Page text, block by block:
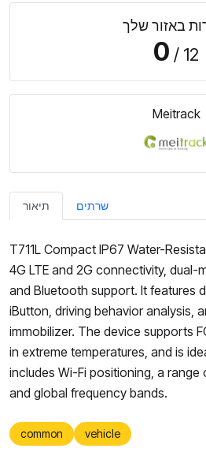
0 / 12
Meitrack
תיאור שרתים
T711L Compact IP67 Water-
4G LTE and 2G connectivity, dual-
and Bluetooth support. It features
iButton, driving behavior analysis,
immobilizer. The device supports
in extreme temperatures, and is
includes Wi-Fi positioning, a
and global frequency bands.
common vehicle